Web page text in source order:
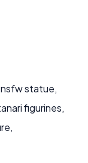
produkt.
nsfw statue,
figurines,
,